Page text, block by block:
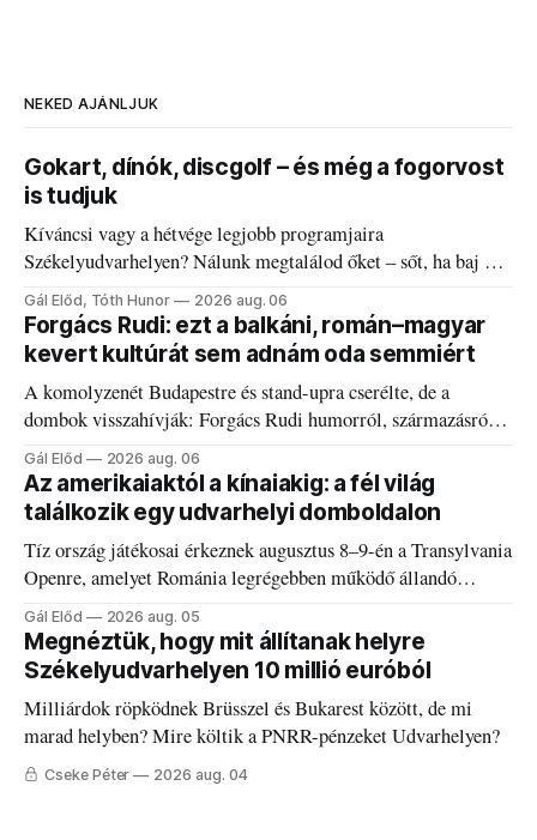
NEKED AJÁNLJUK
Gokart, dínók, discgolf – és még a fogorvost
is tudjuk
Kíváncsi vagy a hétvége legjobb programjaira
Székelyudvarhelyen? Nálunk megtalálod őket – sőt, ha baj van
a fogaddal, a fogorvosi ügyeletet is!
Gál Előd, Tóth Hunor 2026 aug. 06
Forgács Rudi: ezt a balkáni, román–magyar
kevert kultúrát sem adnám oda semmiért
A komolyzenét Budapestre és stand-upra cserélte, de a
dombok visszahívják: Forgács Rudi humorról, származásról
és határokról.
Gál Előd 2026 aug. 06
Az amerikaiaktól a kínaiakig: a fél világ
találkozik egy udvarhelyi domboldalon
Tíz ország játékosai érkeznek augusztus 8–9-én a Transylvania
Openre, amelyet Románia legrégebben működő állandó
discgolfpályáján rendeznek meg.
Gál Előd 2026 aug. 05
Megnéztük, hogy mit állítanak helyre
Székelyudvarhelyen 10 millió euróból
Milliárdok röpködnek Brüsszel és Bukarest között, de mi
marad helyben? Mire költik a PNRR-pénzeket Udvarhelyen?
Cseke Péter 2026 aug. 04